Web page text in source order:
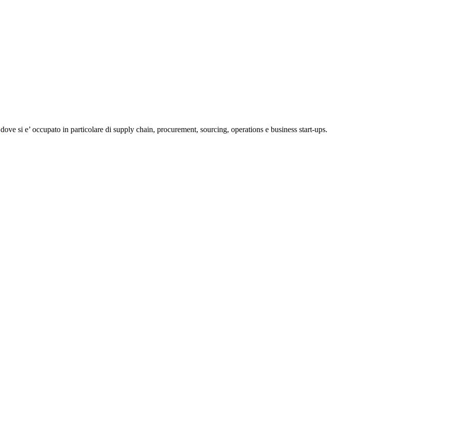
dove si e’ occupato in particolare di supply chain, procurement, sourcing, operations e business start-ups.